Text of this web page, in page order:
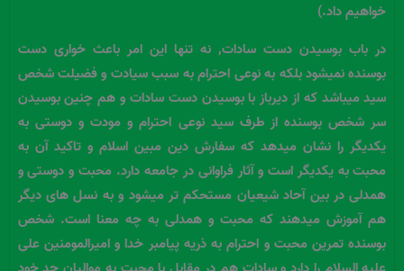
خواهیم داد.)
در باب بوسیدن دست سادات, نه تنها این امر باعث خواری دست
بوسنده نمیشود بلکه به نوعی احترام به سبب سیادت و فضیلت شخص
سید میباشد که از دیرباز با بوسیدن دست سادات و هم چنین بوسیدن
سر شخص بوسنده از طرف سید نوعی احترام و مودت و دوستی به
یکدیگر را نشان میدهد که سفارش دین مبین اسلام و تاکید آن به
محبت به یکدیگر است و آثار فراوانی در جامعه دارد. محبت و دوستی و
همدلی در بین آحاد شیعیان مستحکم تر میشود و به نسل های دیگر
هم آموزش میدهند که محبت و همدلی به چه معنا است. شخص
بوسنده تمرین محبت و احترام به ذریه پیامبر خدا و امیرالمومنین علی